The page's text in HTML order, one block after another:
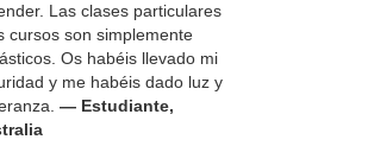
Las clases particulares
cursos son simplemente
Os habéis llevado mi
y me habéis dado luz y
— Estudiante,